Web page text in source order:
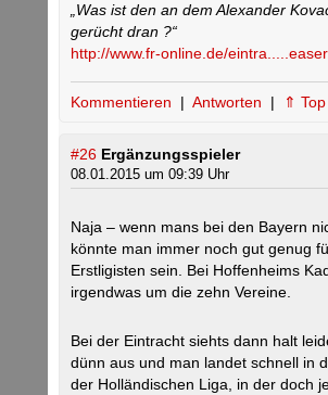
„Was ist den an dem Alexander
gerücht dran ?“
http://www.fr-online.de/
Kommentieren | Antworten | ⇑ Top
#26 Ergänzungsspieler
08.01.2015 um 09:39 Uhr
Naja – wenn mans bei den Bayern
könnte man immer noch gut genug
Erstligisten sein. Bei Hoffenheims
irgendwas um die zehn Vereine.
Bei der Eintracht siehts dann halt
dünn aus und man landet schnell in
der Holländischen Liga, in der doch